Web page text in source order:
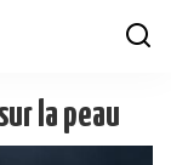
la peau